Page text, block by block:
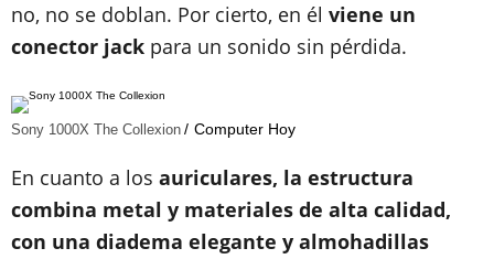
no, no se doblan. Por cierto, en él viene un
conector jack para un sonido sin pérdida.
Sony 1000X The Collexion Computer Hoy
En cuanto a los auriculares, la estructura
combina metal y materiales de alta calidad,
con una diadema elegante y almohadillas